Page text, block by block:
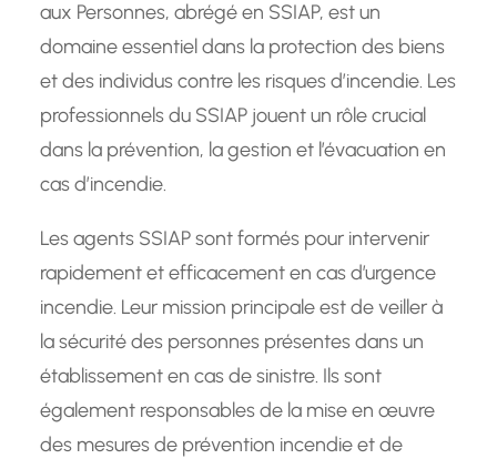
aux Personnes, abrégé en SSIAP, est un
domaine essentiel dans la protection des biens
et des individus contre les risques d’incendie. Les
professionnels du SSIAP jouent un rôle crucial
dans la prévention, la gestion et l’évacuation en
cas d’incendie.
Les agents SSIAP sont formés pour intervenir
rapidement et efficacement en cas d’urgence
incendie. Leur mission principale est de veiller à
la sécurité des personnes présentes dans un
établissement en cas de sinistre. Ils sont
également responsables de la mise en œuvre
des mesures de prévention incendie et de